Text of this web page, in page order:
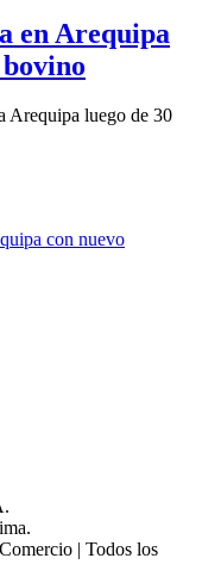
en Arequipa
Arequipa luego de 30
| Todos los